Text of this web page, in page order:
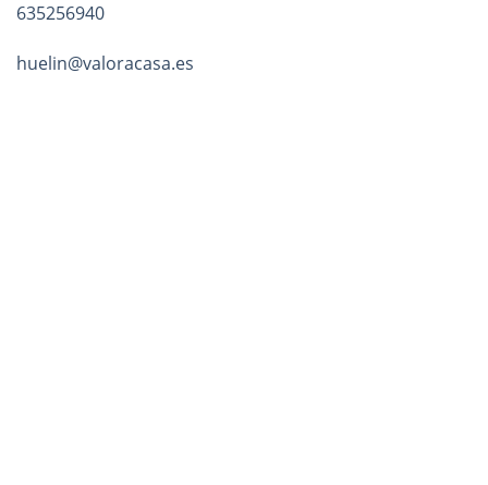
635256940
huelin@valoracasa.es